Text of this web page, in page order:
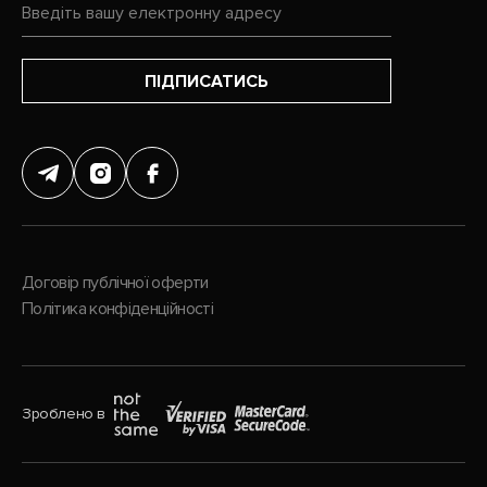
ПІДПИСАТИСЬ
Договір публічної оферти
Політика конфіденційності
Зроблено в